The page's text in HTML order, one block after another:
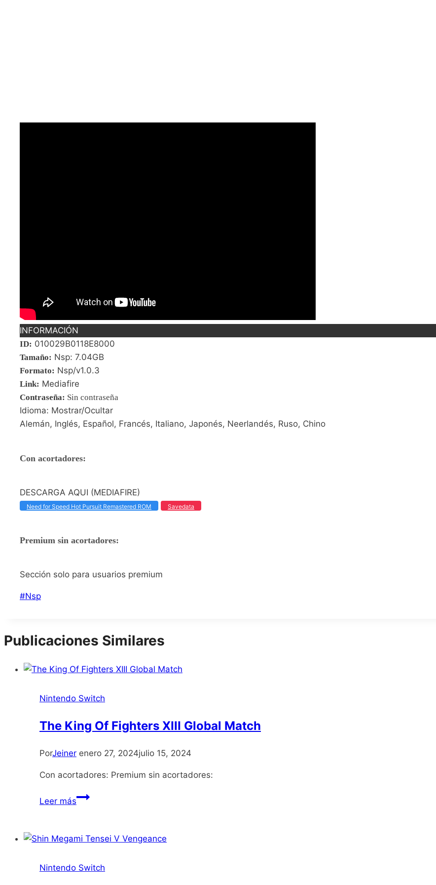
INFORMACIÓN
ID: 010029B0118E8000
Tamaño: Nsp: 7.04GB
Formato: Nsp/v1.0.3
Link: Mediafire
Contraseña: Sin contraseña
Idioma: Mostrar/Ocultar
Alemán, Inglés, Español, Francés, Italiano, Japonés, Neerlandés, Ruso, Chino
Con acortadores:
DESCARGA AQUI (MEDIAFIRE)
Need for Speed Hot Pursuit Remastered ROM Savedata
Premium sin acortadores:
Sección solo para usuarios premium
Etiquetas
entrada:
#Nsp
Publicaciones Similares
Nintendo Switch
The King Of Fighters XIII Global Match
PorJeiner enero 27, 2024julio 15, 2024
Con acortadores: Premium sin acortadores:
Leer másThe
Fighters
Global
Nintendo Switch